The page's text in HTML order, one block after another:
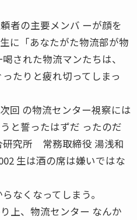
者の主要メンバ ーが顔を
に「あなたがた物流部が物
された物流マンたちは、
たりと疲れ切ってしまっ
回 の物流センター視察には
と誓ったはずだ ったのだ
究所 常務取締役 湯浅和
生は酒の席は嫌いではな
なくなってしまう。
上、物流センター なんか